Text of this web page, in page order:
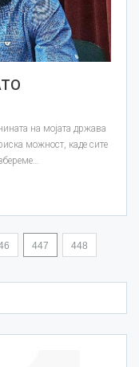
на мојата држава
можност, каде сите
447 448